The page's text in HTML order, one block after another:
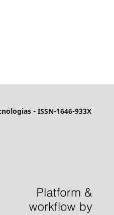
- ISSN-1646-933X